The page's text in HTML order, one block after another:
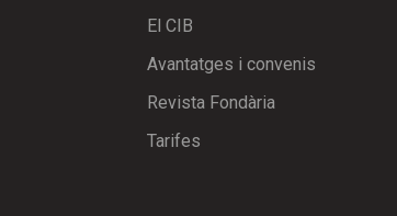
El CIB
Avantatges i convenis
Revista Fondària
Tarifes